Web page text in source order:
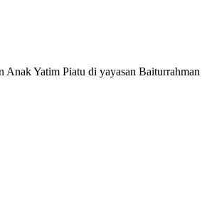
Anak Yatim Piatu di yayasan Baiturrahman